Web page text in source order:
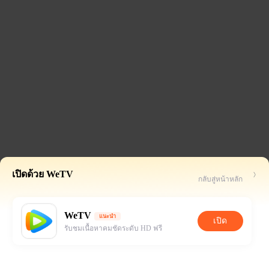
เปิดด้วย WeTV กลับสู่หน้าหลัก
WeTV แนะนำ
รับชมเนื้อหาคมชัดระดับ HD ฟรี
เปิด